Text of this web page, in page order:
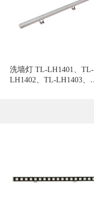
洗墙灯 TL-LH1401、TL-
LH1402、TL-LH1403、